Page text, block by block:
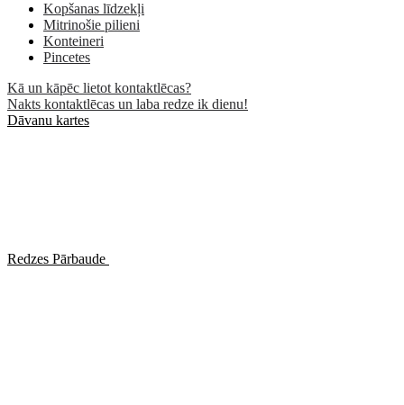
Kopšanas līdzekļi
Mitrinošie pilieni
Konteineri
Pincetes
Kā un kāpēc lietot kontaktlēcas?
Nakts kontaktlēcas un laba redze ik dienu!
Dāvanu kartes
Redzes Pārbaude